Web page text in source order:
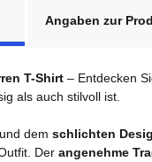
Angaben zur
T-Shirt – Entdecken
als auch stilvoll ist.
und dem schlichten
Der angenehme